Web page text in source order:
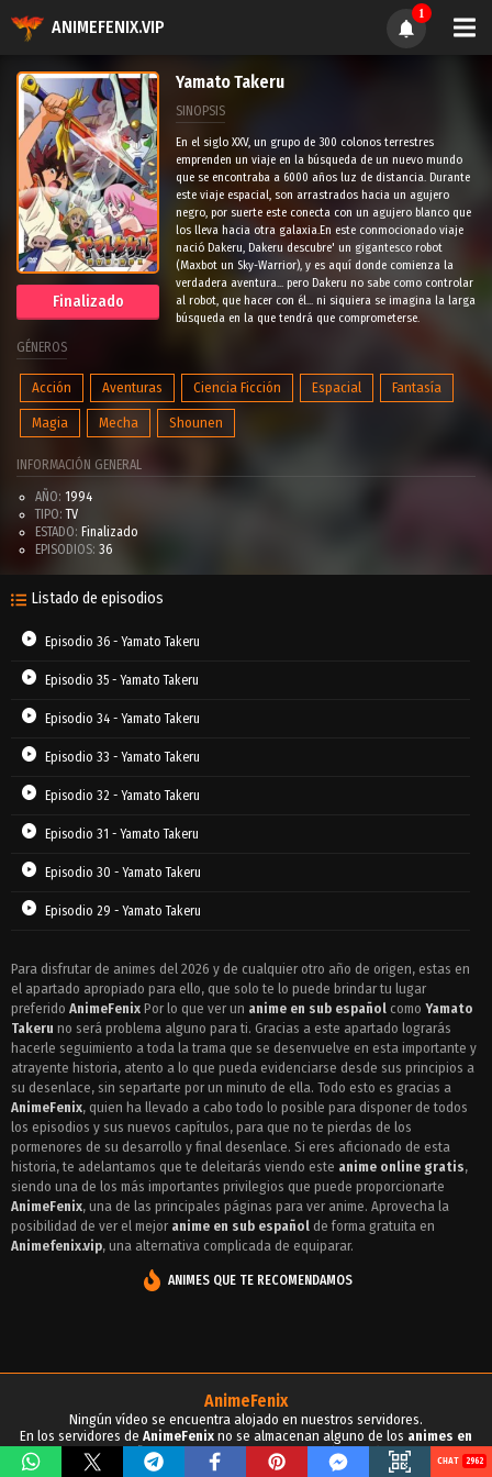
ANIMEFENIX.VIP
1
Finalizado
Yamato Takeru
SINOPSIS
En el siglo XXV, un grupo de 300 colonos terrestres
emprenden un viaje en la búsqueda de un nuevo mundo
que se encontraba a 6000 años luz de distancia. Durante
este viaje espacial, son arrastrados hacia un agujero
negro, por suerte este conecta con un agujero blanco que
los lleva hacia otra galaxia.En este conmocionado viaje
nació Dakeru, Dakeru descubre' un gigantesco robot
(Maxbot un Sky-Warrior), y es aquí donde comienza la
verdadera aventura... pero Dakeru no sabe como controlar
al robot, que hacer con él... ni siquiera se imagina la larga
búsqueda en la que tendrá que comprometerse.
GÉNEROS
Acción Aventuras Ciencia Ficción Espacial Fantasía
Magia Mecha Shounen
INFORMACIÓN GENERAL
AÑO: 1994
TIPO: TV
ESTADO: Finalizado
EPISODIOS: 36
Listado de episodios
Episodio 36 - Yamato Takeru
Episodio 35 - Yamato Takeru
Episodio 34 - Yamato Takeru
Episodio 33 - Yamato Takeru
Episodio 32 - Yamato Takeru
Episodio 31 - Yamato Takeru
Episodio 30 - Yamato Takeru
Episodio 29 - Yamato Takeru
Episodio 27 - Yamato Takeru
Episodio 26 - Yamato Takeru
Episodio 25 - Yamato Takeru
Episodio 24 - Yamato Takeru
Episodio 23 - Yamato Takeru
Episodio 22 - Yamato Takeru
Episodio 21 - Yamato Takeru
Episodio 20 - Yamato Takeru
Episodio 19 - Yamato Takeru
Episodio 17 - Yamato Takeru
Episodio 16 - Yamato Takeru
Episodio 15 - Yamato Takeru
Para disfrutar de animes del 2026 y de cualquier otro año de origen, estas en
el apartado apropiado para ello, que solo te lo puede brindar tu lugar
preferido AnimeFenix Por lo que ver un anime en sub español como Yamato
Takeru no será problema alguno para ti. Gracias a este apartado lograrás
hacerle seguimiento a toda la trama que se desenvuelve en esta importante y
atrayente historia, atento a lo que pueda evidenciarse desde sus principios a
su desenlace, sin separtarte por un minuto de ella. Todo esto es gracias a
AnimeFenix, quien ha llevado a cabo todo lo posible para disponer de todos
los episodios y sus nuevos capítulos, para que no te pierdas de los
pormenores de su desarrollo y final desenlace. Si eres aficionado de esta
historia, te adelantamos que te deleitarás viendo este anime online gratis,
siendo una de los más importantes privilegios que puede proporcionarte
AnimeFenix, una de las principales páginas para ver anime. Aprovecha la
posibilidad de ver el mejor anime en sub español de forma gratuita en
Animefenix.vip, una alternativa complicada de equiparar.
ANIMES QUE TE RECOMENDAMOS
AnimeFenix
Ningún vídeo se encuentra alojado en nuestros servidores.
En los servidores de AnimeFenix no se almacenan alguno de los animes en
sub español, para tu conocimiento y demás propósitos.
2962